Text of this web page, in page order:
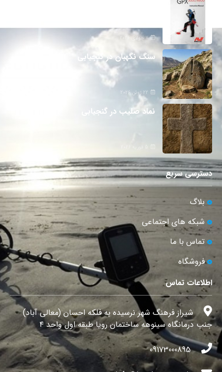
7 جولای 2026
سنگ نگهبان در گنجیابی
22 ژوئن 2026
نماد صلیب در گنجیابی
دسترسی سریع
بلاگ
شبکه های اجتماعی
تماس با ما
فروشگاه
اطلاعات تماس
شیراز فرهنگ شهر نرسیده به فلکه احسان (معالی آباد)
جنب درمانگاه سینوهه ساختمان رویا طبقه اول واحد ۴
09173000895